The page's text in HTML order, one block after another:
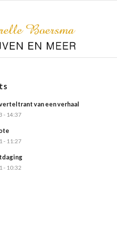
van een verhaal
- 14:37
- 11:27
- 10:32